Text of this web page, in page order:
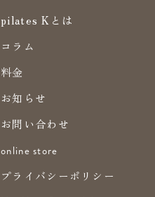
pilates Kとは
コラム
料金
お知らせ
お問い合わせ
online store
プライバシーポリシー